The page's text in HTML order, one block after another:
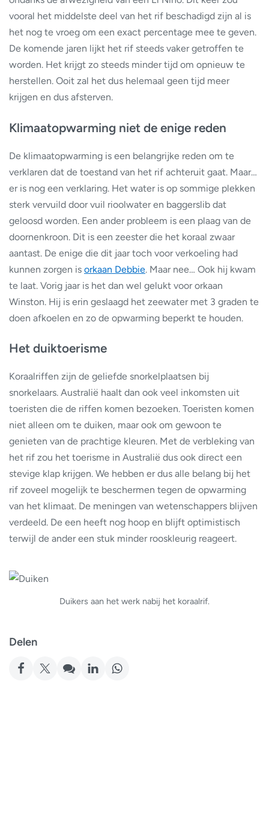
vooral het middelste deel van het rif beschadigd zijn al is
het nog te vroeg om een exact percentage mee te geven.
De komende jaren lijkt het rif steeds vaker getroffen te
worden. Het krijgt zo steeds minder tijd om opnieuw te
herstellen. Ooit zal het dus helemaal geen tijd meer
krijgen en dus afsterven.
Klimaatopwarming niet de enige reden
De klimaatopwarming is een belangrijke reden om te
verklaren dat de toestand van het rif achteruit gaat. Maar…
er is nog een verklaring. Het water is op sommige plekken
sterk vervuild door vuil rioolwater en baggerslib dat
geloosd worden. Een ander probleem is een plaag van de
doornenkroon. Dit is een zeester die het koraal zwaar
aantast. De enige die dit jaar toch voor verkoeling had
kunnen zorgen is orkaan Debbie. Maar nee… Ook hij kwam
te laat. Vorig jaar is het dan wel gelukt voor orkaan
Winston. Hij is erin geslaagd het zeewater met 3 graden te
doen afkoelen en zo de opwarming beperkt te houden.
Het duiktoerisme
Koraalriffen zijn de geliefde snorkelplaatsen bij
snorkelaars. Australië haalt dan ook veel inkomsten uit
toeristen die de riffen komen bezoeken. Toeristen komen
niet alleen om te duiken, maar ook om gewoon te
genieten van de prachtige kleuren. Met de verbleking van
het rif zou het toerisme in Australië dus ook direct een
stevige klap krijgen. We hebben er dus alle belang bij het
rif zoveel mogelijk te beschermen tegen de opwarming
van het klimaat. De meningen van wetenschappers blijven
verdeeld. De een heeft nog hoop en blijft optimistisch
terwijl de ander een stuk minder rooskleurig reageert.
Duikers aan het werk nabij het koraalrif.
Delen